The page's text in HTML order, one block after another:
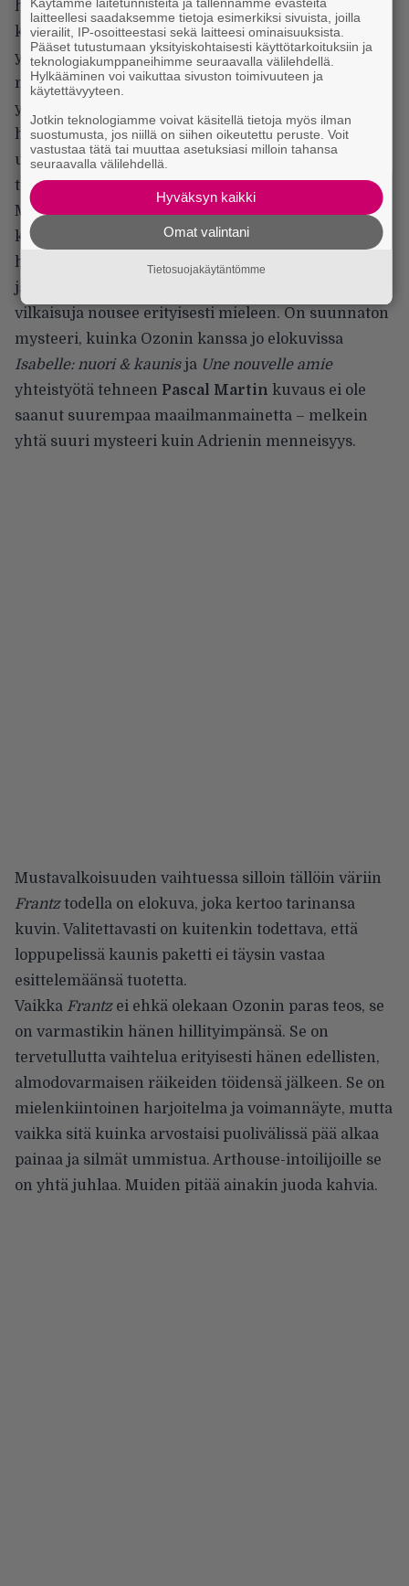
hahmonsa tuntuvat vaipuneen emotionaaliseen
koomaan – sen ymmärtämisen vaikutus
yksinkertaisesti haihtuu nopeasti. Elokuvissa on
mahdollista tehdä lähes mitä vain, mutta jos päästää
yleisön välinpitämättömyyden tilaan, taistelu on
hävitty lopullisesti. Mikään määrä uskomattoman
upeaa mustavalkoista kuvausta ei enää paranna
tilannetta.
Mutta vaikka matka ottaa voimille, se on myös
kaunis. Elokuvan tunteisiin ei ehkä usko, mutta sen
huolellisesti rajatut kuvat muistaa; salainen matka
järvelle täynnä Annan ja Adrienin välisiä ujoja
vilkaisuja nousee erityisesti mieleen. On suunnaton
mysteeri, kuinka Ozonin kanssa jo elokuvissa
Isabelle: nuori & kaunisja Une nouvelle amie
yhteistyötä tehneen Pascal Martin kuvaus ei ole
saanut suurempaa maailmanmainetta – melkein
yhtä suuri mysteeri kuin Adrienin menneisyys.
Mustavalkoisuuden vaihtuessa silloin tällöin väriin
Frantztodella on elokuva, joka kertoo tarinansa
kuvin. Valitettavasti on kuitenkin todettava, että
loppupelissä kaunis paketti ei täysin vastaa
esittelemäänsä tuotetta.
Vaikka Frantzei ehkä olekaan Ozonin paras teos, se
on varmastikin hänen hillityimpänsä. Se on
tervetullutta vaihtelua erityisesti hänen edellisten,
almodovarmaisen räikeiden töidensä jälkeen. Se on
mielenkiintoinen harjoitelma ja voimannäyte, mutta
vaikka sitä kuinka arvostaisi puolivälissä pää alkaa
painaa ja silmät ummistua. Arthouse-intoilijoille se
on yhtä juhlaa. Muiden pitää ainakin juoda kahvia.
laitteellesi saadaksemme tietoja esimerkiksi sivuista, joilla
vierailit, IP-osoitteestasi sekä laitteesi ominaisuuksista.
Pääset tutustumaan yksityiskohtaisesti käyttötarkoituksiin ja
teknologiakumppaneihimme seuraavalla välilehdellä.
Hylkääminen voi vaikuttaa sivuston toimivuuteen ja
käytettävyyteen.
Jotkin teknologiamme voivat käsitellä tietoja myös ilman
suostumusta, jos niillä on siihen oikeutettu peruste. Voit
vastustaa tätä tai muuttaa asetuksiasi milloin tahansa
seuraavalla välilehdellä.
Hyväksyn kaikki
Omat valintani
Tietosuojakäytäntömme